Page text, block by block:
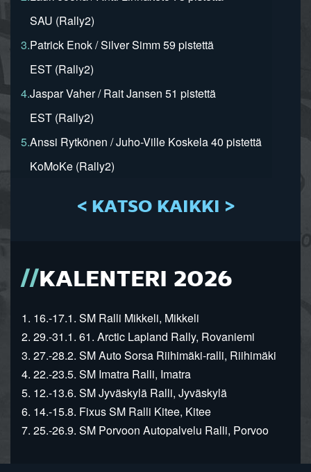
SAU (Rally2)
3.Patrick Enok / Silver Simm 59 pistettä
EST (Rally2)
4.Jaspar Vaher / Rait Jansen 51 pistettä
EST (Rally2)
5.Anssi Rytkönen / Juho-Ville Koskela 40 pistettä
KoMoKe (Rally2)
< KATSO KAIKKI >
KALENTERI 2026
1. 16.-17.1. SM Ralli Mikkeli, Mikkeli
2. 29.-31.1. 61. Arctic Lapland Rally, Rovaniemi
3. 27.-28.2. SM Auto Sorsa Riihimäki-ralli, Riihimäki
4. 22.-23.5. SM Imatra Ralli, Imatra
5. 12.-13.6. SM Jyväskylä Ralli, Jyväskylä
6. 14.-15.8. Fixus SM Ralli Kitee, Kitee
7. 25.-26.9. SM Porvoon Autopalvelu Ralli, Porvoo